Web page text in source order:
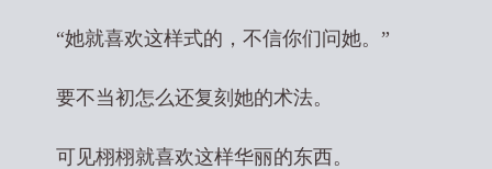
“她就喜欢这样式的，不信你们问她。”
要不当初怎么还复刻她的术法。
可见栩栩就喜欢这样华丽的东西。